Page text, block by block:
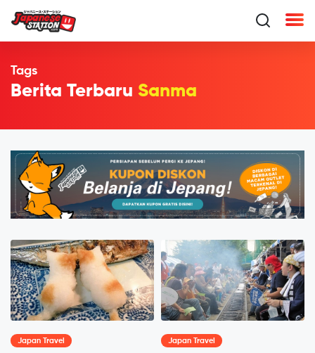
Tags
Berita Terbaru Sanma
Japan Travel Japan Travel